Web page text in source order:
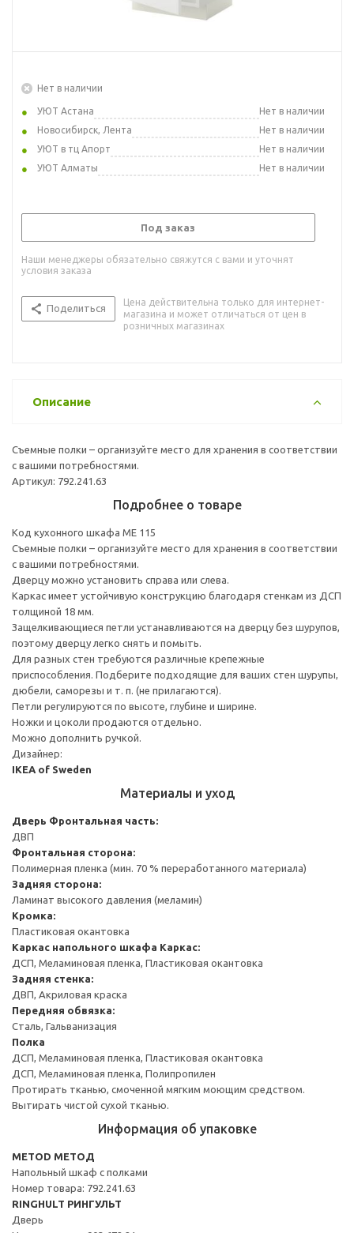
Нет в наличии
УЮТ Астана
Нет в наличии
Новосибирск, Лента
Нет в наличии
УЮТ в тц Апорт
Нет в наличии
УЮТ Алматы
Нет в наличии
Под заказ
Наши менеджеры обязательно свяжутся с вами и уточнят
условия заказа
Поделиться
Цена действительна только для интернет-
магазина и может отличаться от цен в
розничных магазинах
Описание
Съемные полки – организуйте место для хранения в соответствии
с вашими потребностями.
Артикул: 792.241.63
Подробнее о товаре
Код кухонного шкафа ME 115
Съемные полки – организуйте место для хранения в соответствии
с вашими потребностями.
Дверцу можно установить справа или слева.
Каркас имеет устойчивую конструкцию благодаря стенкам из ДСП
толщиной 18 мм.
Защелкивающиеся петли устанавливаются на дверцу без шурупов,
поэтому дверцу легко снять и помыть.
Для разных стен требуются различные крепежные
приспособления. Подберите подходящие для ваших стен шурупы,
дюбели, саморезы и т. п. (не прилагаются).
Петли регулируются по высоте, глубине и ширине.
Ножки и цоколи продаются отдельно.
Можно дополнить ручкой.
Дизайнер:
IKEA of Sweden
Материалы и уход
Дверь Фронтальная часть:
ДВП
Фронтальная сторона:
Полимерная пленка (мин. 70 % переработанного материала)
Задняя сторона:
Ламинат высокого давления (меламин)
Кромка:
Пластиковая окантовка
Каркас напольного шкафа Каркас:
ДСП, Меламиновая пленка, Пластиковая окантовка
Задняя стенка:
ДВП, Акриловая краска
Передняя обвязка:
Сталь, Гальванизация
Полка
ДСП, Меламиновая пленка, Пластиковая окантовка
ДСП, Меламиновая пленка, Полипропилен
Протирать тканью, смоченной мягким моющим средством.
Вытирать чистой сухой тканью.
Информация об упаковке
METOD МЕТОД
Напольный шкаф с полками
Номер товара: 792.241.63
RINGHULT РИНГУЛЬТ
Дверь